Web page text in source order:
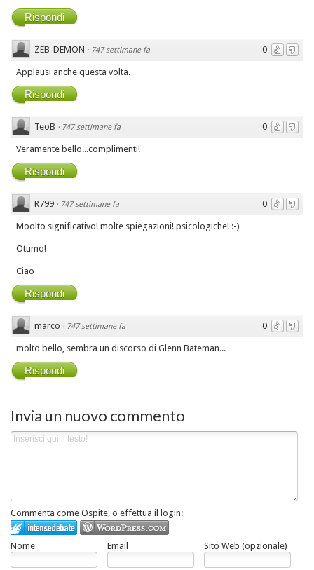
Rispondi
0
ZEB-DEMON · 747 settimane fa
Applausi anche questa volta.
Rispondi
0
TeoB · 747 settimane fa
Veramente bello...complimenti!
Rispondi
0
R799 · 747 settimane fa
Moolto significativo! molte spiegazioni! psicologiche! :-)
Ottimo!
Ciao
Rispondi
0
marco · 747 settimane fa
molto bello, sembra un discorso di Glenn Bateman...
Rispondi
Invia un nuovo commento
Commenta come Ospite, o effettua il login:
Nome Email Sito Web (opzionale)